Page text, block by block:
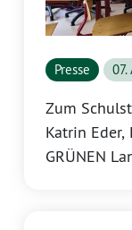
Presse
Zum
Katrin
GRÜNEN